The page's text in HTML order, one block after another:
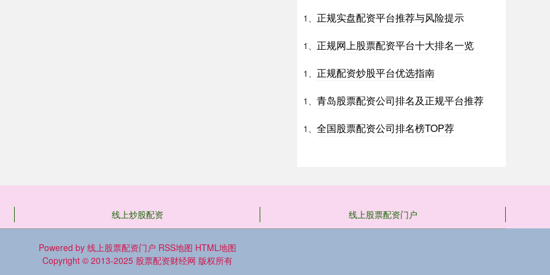
1、 正规实盘配资平台推荐与风险提示
1、 正规网上股票配资平台十大排名一览
1、 正规配资炒股平台优选指南
1、 青岛股票配资公司排名及正规平台推荐
1、 全国股票配资公司排名榜TOP荐
线上炒股配资 线上股票配资门户
Powered by 线上股票配资门户 RSS地图 HTML地图
Copyright © 2013-2025 股票配资财经网 版权所有